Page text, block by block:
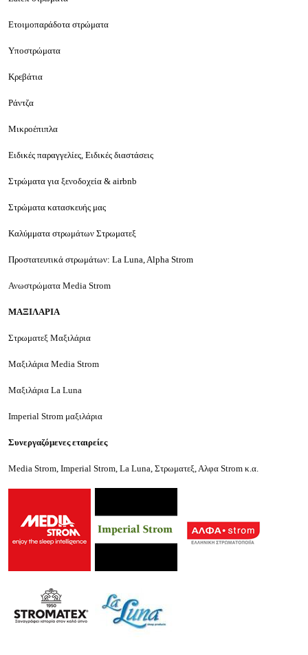
Ετοιμοπαράδοτα στρώματα
Υποστρώματα
Κρεβάτια
Ράντζα
Μικροέπιπλα
Ειδικές παραγγελίες, Ειδικές διαστάσεις
Στρώματα για ξενοδοχεία & airbnb
Στρώματα κατασκευής μας
Καλύμματα στρωμάτων Στρωματεξ
Προστατευτικά στρωμάτων: La Luna, Alpha Strom
Ανωστρώματα Media Strom
ΜΑΞΙΛΑΡΙΑ
Στρωματεξ Μαξιλάρια
Μαξιλάρια Media Strom
Μαξιλάρια La Luna
Imperial Strom μαξιλάρια
Συνεργαζόμενες εταιρείες
Media Strom, Imperial Strom, La Luna, Στρωματεξ, Αλφα Strom κ.α.